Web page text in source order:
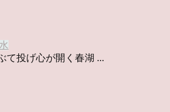
て投げ心が開く春湖 ...